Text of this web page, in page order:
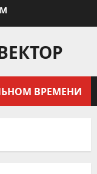
ВРЕМЕНИ